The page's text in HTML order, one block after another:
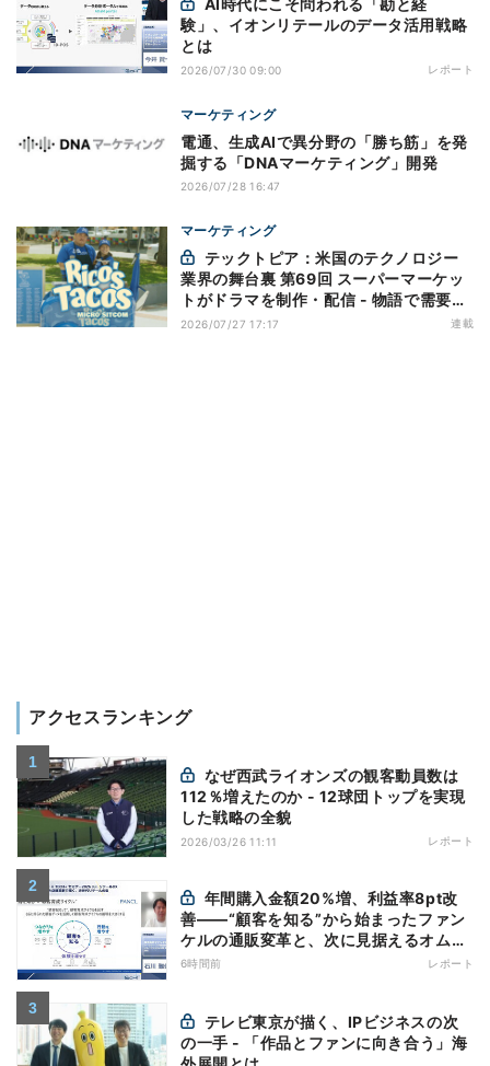
験」、イオンリテールのデータ活用戦略
とは
2026/07/30 09:00 レポート
マーケティング
電通、生成AIで異分野の「勝ち筋」を発
掘する「DNAマーケティング」開発
2026/07/28 16:47
マーケティング
業界の舞台裏 第69回 スーパーマーケッ
トがドラマを制作・配信 - 物語で需要を
演出する小売メディア
2026/07/27 17:17 連載
アクセスランキング
112％増えたのか - 12球団トップを実現
した戦略の全貌
2026/03/26 11:11 レポート
善——“顧客を知る”から始まったファン
ケルの通販変革と、次に見据えるオムニ
チャネル
6時間前 レポート
の一手 - 「作品とファンに向き合う」海